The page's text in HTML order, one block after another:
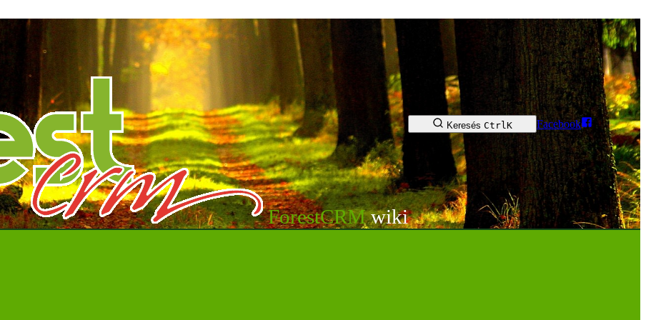
ForestCRM
Keresés Ctrl K Facebook